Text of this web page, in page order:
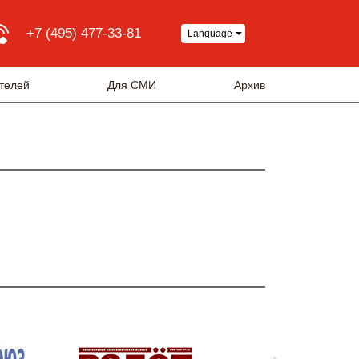
+7 (495) 477-33-81 Language
Для СМИ Архив